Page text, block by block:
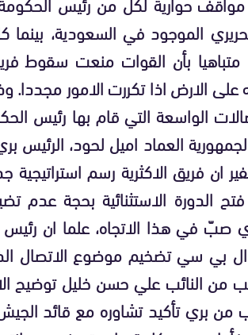
الموجود في السعودية، بينما
على الارض اذا تكررت الامور مجددا.
الواسعة التي قام بها رئيس
العماد اميل لحود، الرئيس
ان فريق الاكثرية رسم
الدورة الاستثنائية بحجة عدم
صبّ في هذا الاتجاه، علما ان
ال بي سي تضخيم موضوع الاتصال
من النائب علي حسن خليل توضيح
من بري تأكيد تشاوره مع قائد